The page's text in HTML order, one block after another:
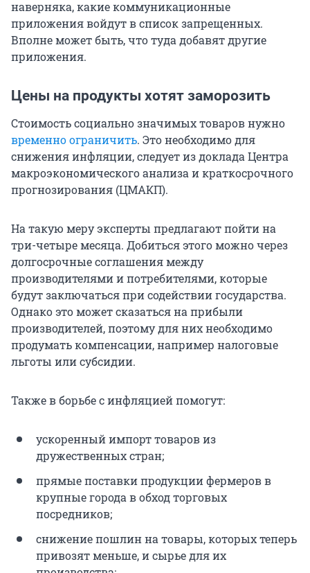
наверняка, какие коммуникационные
приложения войдут в список запрещенных.
Вполне может быть, что туда добавят другие
приложения.
Цены на продукты хотят заморозить
Стоимость социально значимых товаров нужно
временно ограничить. Это необходимо для
снижения инфляции, следует из доклада Центра
макроэкономического анализа и краткосрочного
прогнозирования (ЦМАКП).
На такую меру эксперты предлагают пойти на
три-четыре месяца. Добиться этого можно через
долгосрочные соглашения между
производителями и потребителями, которые
будут заключаться при содействии государства.
Однако это может сказаться на прибыли
производителей, поэтому для них необходимо
продумать компенсации, например налоговые
льготы или субсидии.
Также в борьбе с инфляцией помогут:
ускоренный импорт товаров из
дружественных стран;
прямые поставки продукции фермеров в
крупные города в обход торговых
посредников;
снижение пошлин на товары, которых теперь
привозят меньше, и сырье для их